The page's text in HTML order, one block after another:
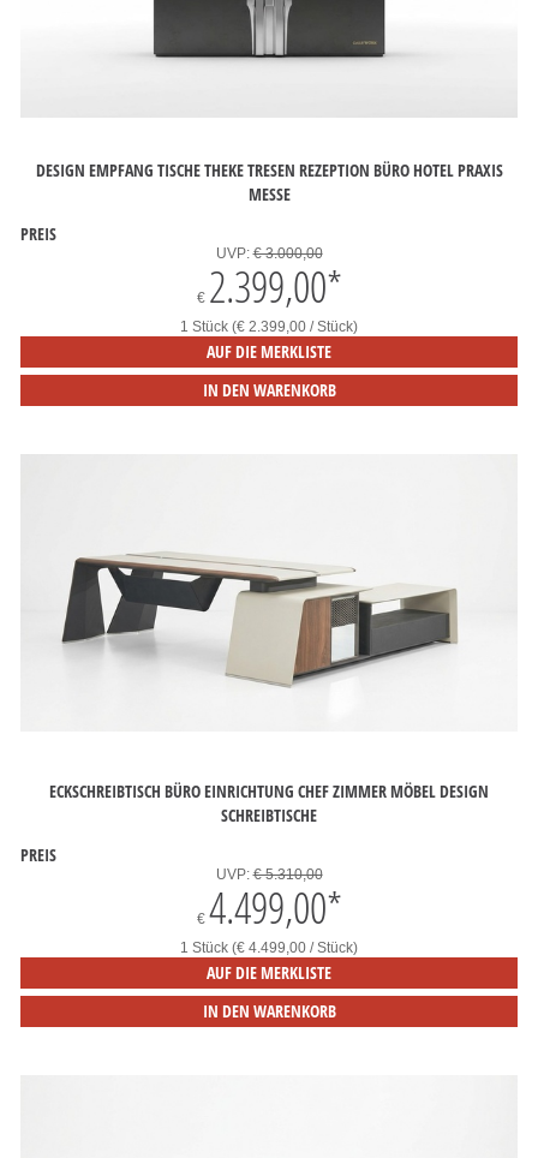
DESIGN EMPFANG TISCHE THEKE TRESEN REZEPTION BÜRO HOTEL PRAXIS
MESSE
PREIS
UVP:€ 3.000,00
€ 2.399,00*
1 Stück (€ 2.399,00 / Stück)
AUF DIE MERKLISTE
IN DEN WARENKORB
ECKSCHREIBTISCH BÜRO EINRICHTUNG CHEF ZIMMER MÖBEL DESIGN
SCHREIBTISCHE
PREIS
UVP:€ 5.310,00
€ 4.499,00*
1 Stück (€ 4.499,00 / Stück)
AUF DIE MERKLISTE
IN DEN WARENKORB